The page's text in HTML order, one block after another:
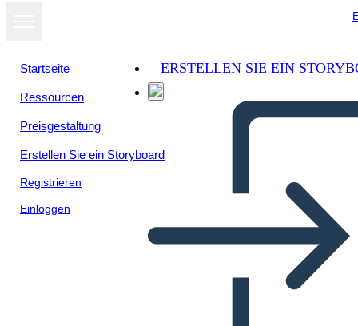
Startseite
Ressourcen
Preisgestaltung
Erstellen Sie ein Storyboard
Registrieren
Einloggen
ERSTELLEN SIE EIN